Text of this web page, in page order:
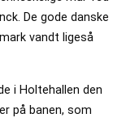
De gode danske
vandt ligeså
i Holtehallen den
på banen, som